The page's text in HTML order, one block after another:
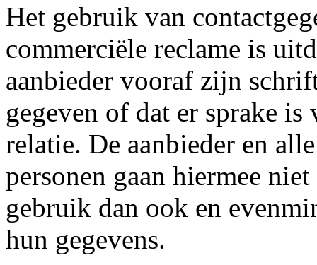
Het gebruik van
commerciële reclame is
aanbieder vooraf zijn
gegeven of dat er sprake is
relatie. De aanbieder en
personen gaan hiermee
gebruik dan ook en
hun gegevens.